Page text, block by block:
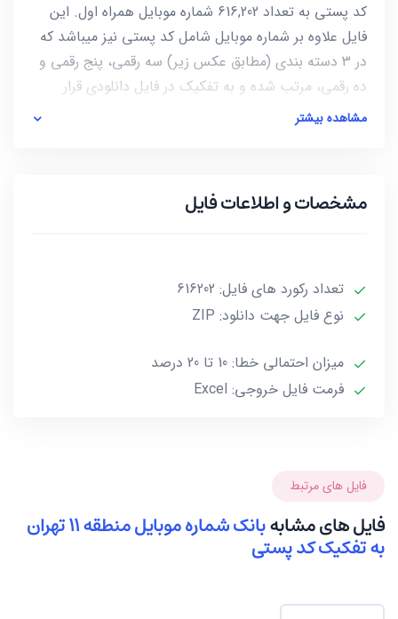
کد پستی به تعداد 616,202 شماره موبایل همراه اول. این
فایل علاوه بر شماره موبایل شامل کد پستی نیز میباشد که
در 3 دسته بندی (مطابق عکس زیر) سه رقمی، پنج رقمی و
ده رقمی، مرتب شده و به تفکیک در فایل دانلودی قرار
گرفته است.
موبایل موجود میباشد.
مشاهده بیشتر
مشخصات و اطلاعات فایل
تعداد رکورد های فایل: 616202
نوع فایل جهت دانلود: ZIP
میزان احتمالی خطا: 10 تا 20 درصد
فرمت فایل خروجی: Excel
فایل های مرتبط
فایل های مشابه بانک شماره موبایل منطقه 11 تهران
به تفکیک کد پستی